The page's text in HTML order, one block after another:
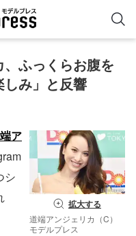
ふっくらお腹を
み」と反響
拡大する
道端アンジェリカ（C）
モデルプレス
ア
シ